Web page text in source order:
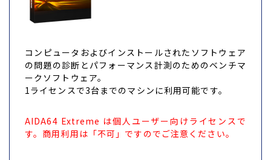
コンピュータおよびインストールされたソフトウェア
の問題の診断とパフォーマンス計測のためのベンチマ
ークソフトウェア。
1ライセンスで3台までのマシンに利用可能です。
AIDA64 Extreme は個人ユーザー向けライセンスで
す。商用利用は「不可」ですのでご注意ください。